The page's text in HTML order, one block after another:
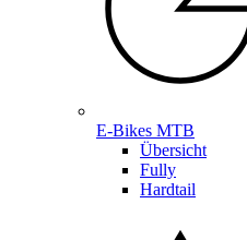
E-Bikes MTB
Übersicht
Fully
Hardtail